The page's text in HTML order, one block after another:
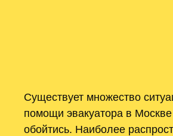
Существует множество
помощи эвакуатора в
обойтись. Наиболее